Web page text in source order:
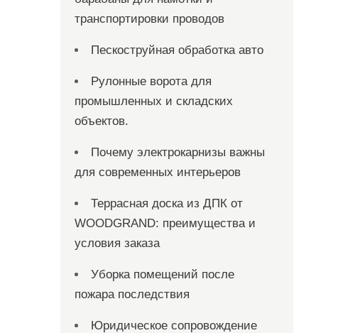
транспортировки проводов
Пескоструйная обработка авто
Рулонные ворота для
промышленных и складских
объектов.
Почему электрокарнизы важны
для современных интерьеров
Террасная доска из ДПК от
WOODGRAND: преимущества и
условия заказа
Уборка помещений после
пожара последствия
Юридическое сопровождение